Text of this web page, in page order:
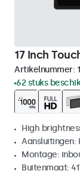
17 Inch
Artikelnummer:
62 stuks
High
Aansluitingen:
Montage:
Buitenmaat: